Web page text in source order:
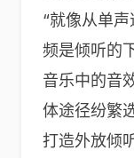
“就像从单
频是倾听的
音乐中的音
体途径纷繁
打造外放倾